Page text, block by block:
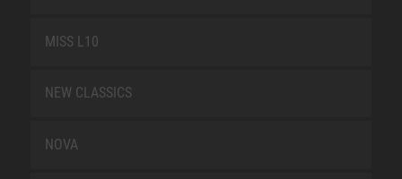
MISS L10
NEW CLASSICS
NOVA